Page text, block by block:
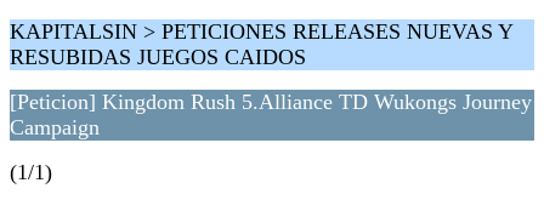
KAPITALSIN > PETICIONES RELEASES NUEVAS Y
RESUBIDAS JUEGOS CAIDOS
[Peticion] Kingdom Rush 5.Alliance TD Wukongs Journey
Campaign
(1/1)